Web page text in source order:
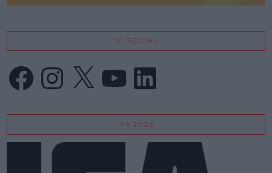
TG SOCIAL
FacebookInstagram
X LinkedIn
IFA 2026